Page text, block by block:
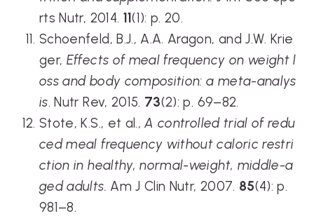
rts Nutr, 2014. 11(1): p. 20.
Schoenfeld, B.J., A.A. Aragon, and J.W. Krie
ger, Effects of meal frequency on weight l
oss and body composition: a meta-analys
is. Nutr Rev, 2015. 73(2): p. 69–82.
Stote, K.S., et al.,A controlled trial of redu
ced meal frequency without caloric restri
ction in healthy, normal-weight, middle-a
ged adults. Am J Clin Nutr, 2007. 85(4): p.
981–8.